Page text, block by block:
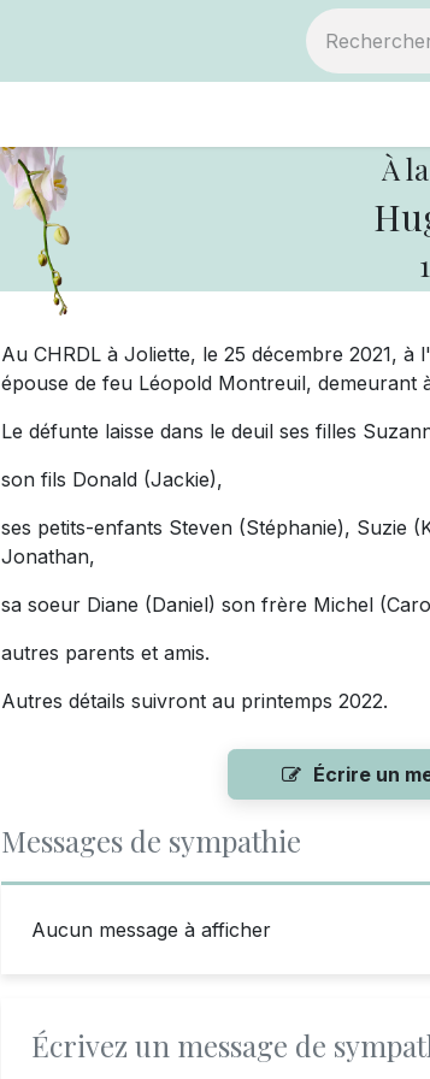
À
Au CHRDL à Joliette, le 25 décembre 2021, à
épouse de feu Léopold Montreuil, demeurant
Le défunte laisse dans le deuil ses filles
son fils Donald (Jackie),
ses petits-enfants Steven (Stéphanie), Suzie
Jonathan,
sa soeur Diane (Daniel) son frère Michel
autres parents et amis.
Autres détails suivront au printemps 2022.
Écrire un
Messages de sympathie
Aucun message à afficher
Écrivez un message de